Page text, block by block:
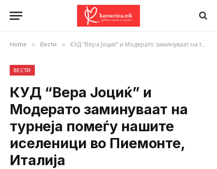
Home » Вести » КУД “Вера Јоциќ” и Модерато заминуваат на турнеја помеѓу нашите иселеници во Пиемонте, Италија
ВЕСТИ
КУД “Вера Јоциќ” и
Модерато заминуваат на
турнеја помеѓу нашите
иселеници во Пиемонте,
Италија